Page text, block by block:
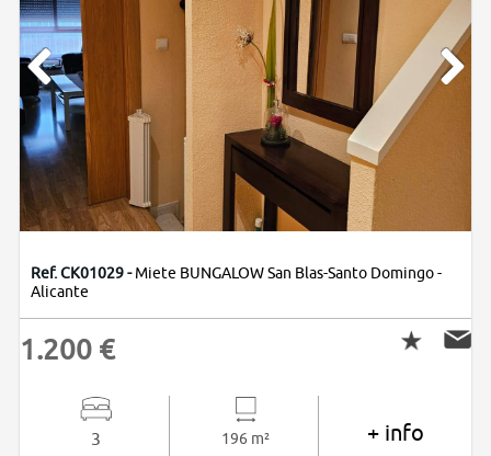
Ref. CK01029 -Miete BUNGALOW San Blas-Santo Domingo -
Alicante
+ info
196 m²
3
1.200 €